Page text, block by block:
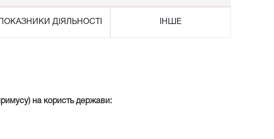
ПОКАЗНИКИ ДІЯЛЬНОСТІ ІНШЕ
на користь держави: